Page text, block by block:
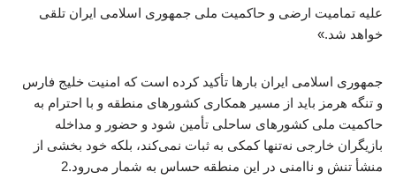
علیه تمامیت ارضی و حاکمیت ملی جمهوری اسلامی ایران تلقی
خواهد شد.»
جمهوری اسلامی ایران بارها تأکید کرده است که امنیت خلیج فارس
و تنگه هرمز باید از مسیر همکاری کشورهای منطقه و با احترام به
حاکمیت ملی کشورهای ساحلی تأمین شود و حضور و مداخله
بازیگران خارجی نه‌تنها کمکی به ثبات نمی‌کند، بلکه خود بخشی از
منشأ تنش و ناامنی در این منطقه حساس به شمار می‌رود.2